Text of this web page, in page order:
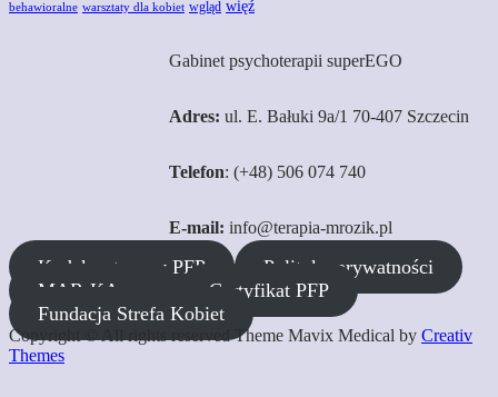
behawioralne warsztaty dla kobiet wgląd więź
Gabinet psychoterapii superEGO
Adres: ul. E. Bałuki 9a/1 70-407 Szczecin
Telefon: (+48) 506 074 740
E-mail: info@terapia-mrozik.pl
Kodeks etyczny PFP
Polityka prywatności
MAR-KA s.c.
Certyfikat PFP
Fundacja Strefa Kobiet
Copyright © All rights reserved Theme Mavix Medical by Creativ
Themes